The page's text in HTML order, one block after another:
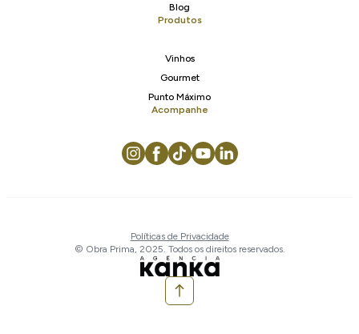
Blog
Produtos
Vinhos
Gourmet
Punto Máximo
Acompanhe
Políticas de Privacidade
© Obra Prima, 2025. Todos os direitos reservados.